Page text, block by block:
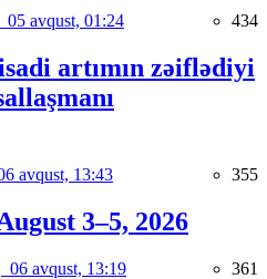
05 avqust, 01:24 434
artımın zəiflədiyi
avqust, 13:43 355
3–5, 2026
06 avqust, 13:19 361